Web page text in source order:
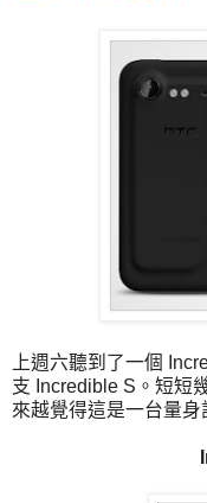
上週六聽到了一個
支 Incredible S。短短
來越覺得這是一台量